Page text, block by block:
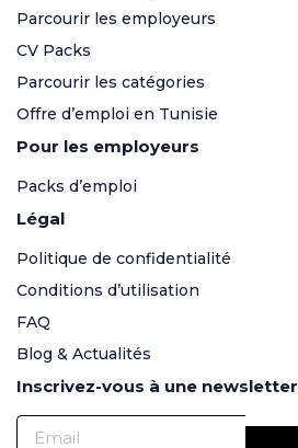
Parcourir les employeurs
CV Packs
Parcourir les catégories
Offre d’emploi en Tunisie
Pour les employeurs
Packs d’emploi
Légal
Politique de confidentialité
Conditions d’utilisation
FAQ
Blog & Actualités
Inscrivez-vous à une newsletter